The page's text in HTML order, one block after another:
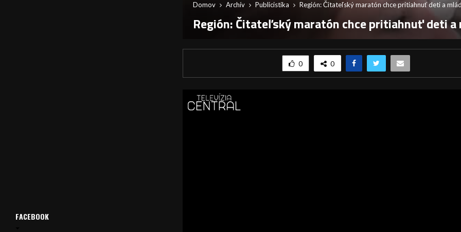
Domov Archív Publicistika Región: Čitateľský maratón chce pritiahnuť deti a
Región: Čitateľský maratón chce pritiahnuť deti a
0 0
FACEBOOK